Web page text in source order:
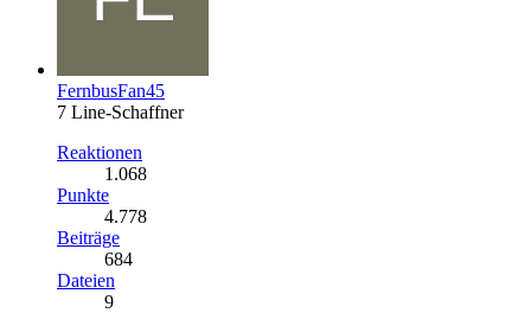
FernbusFan45
7 Line-Schaffner
Reaktionen
1.068
Punkte
4.778
Beiträge
684
Dateien
9